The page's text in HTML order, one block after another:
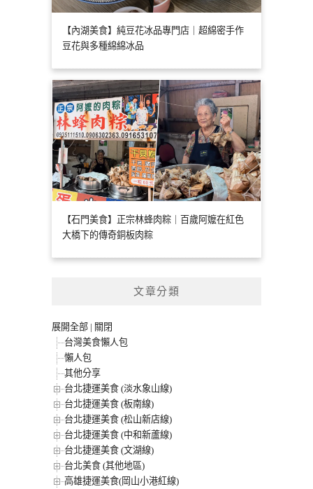
【內湖美食】純豆花冰品專門店｜超綿密手作
豆花與多種綿綿冰品
【石門美食】正宗林蜂肉粽｜百歲阿嬤在紅色
大橋下的傳奇銅板肉粽
文章分類
展開全部 | 關閉
台灣美食懶人包
懶人包
其他分享
台北捷運美食 (淡水象山線)
台北捷運美食 (板南線)
台北捷運美食 (松山新店線)
台北捷運美食 (中和新蘆線)
台北捷運美食 (文湖線)
台北美食 (其他地區)
高雄捷運美食(岡山小港紅線)